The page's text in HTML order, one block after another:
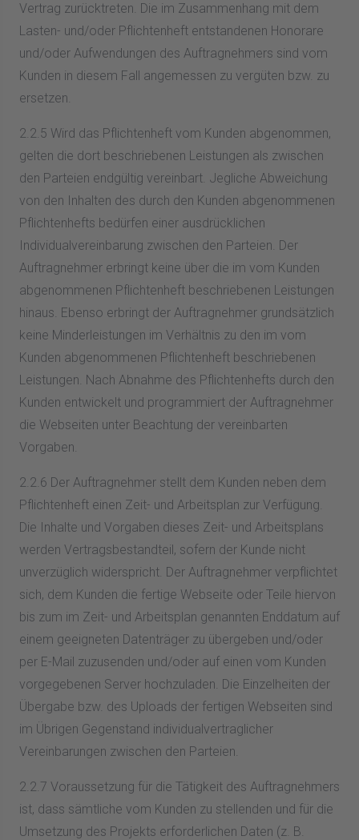
Vertrag zurücktreten. Die im Zusammenhang mit dem
Lasten- und/oder Pflichtenheft entstandenen Honorare
und/oder Aufwendungen des Auftragnehmers sind vom
Kunden in diesem Fall angemessen zu vergüten bzw. zu
ersetzen.
2.2.5 Wird das Pflichtenheft vom Kunden abgenommen,
gelten die dort beschriebenen Leistungen als zwischen
den Parteien endgültig vereinbart. Jegliche Abweichung
von den Inhalten des durch den Kunden abgenommenen
Pflichtenhefts bedürfen einer ausdrücklichen
Individualvereinbarung zwischen den Parteien. Der
Auftragnehmer erbringt keine über die im vom Kunden
abgenommenen Pflichtenheft beschriebenen Leistungen
hinaus. Ebenso erbringt der Auftragnehmer grundsätzlich
keine Minderleistungen im Verhältnis zu den im vom
Kunden abgenommenen Pflichtenheft beschriebenen
Leistungen. Nach Abnahme des Pflichtenhefts durch den
Kunden entwickelt und programmiert der Auftragnehmer
die Webseiten unter Beachtung der vereinbarten
Vorgaben.
2.2.6 Der Auftragnehmer stellt dem Kunden neben dem
Pflichtenheft einen Zeit- und Arbeitsplan zur Verfügung.
Die Inhalte und Vorgaben dieses Zeit- und Arbeitsplans
werden Vertragsbestandteil, sofern der Kunde nicht
unverzüglich widerspricht. Der Auftragnehmer verpflichtet
sich, dem Kunden die fertige Webseite oder Teile hiervon
bis zum im Zeit- und Arbeitsplan genannten Enddatum auf
einem geeigneten Datenträger zu übergeben und/oder
per E-Mail zuzusenden und/oder auf einen vom Kunden
vorgegebenen Server hochzuladen. Die Einzelheiten der
Übergabe bzw. des Uploads der fertigen Webseiten sind
im Übrigen Gegenstand individualvertraglicher
Vereinbarungen zwischen den Parteien.
2.2.7 Voraussetzung für die Tätigkeit des Auftragnehmers
ist, dass sämtliche vom Kunden zu stellenden und für die
Umsetzung des Projekts erforderlichen Daten (z. B.